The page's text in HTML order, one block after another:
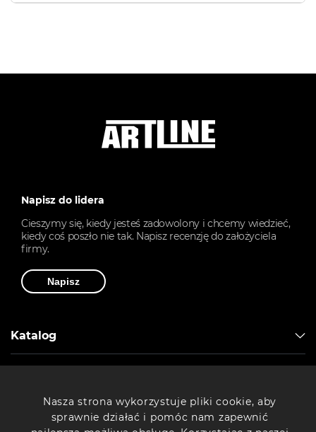
Napisz do lidera
Cieszymy się, kiedy jesteś zadowolony i chcemy wiedzieć,
kiedy coś poszło nie tak. Napisz recenzję do założyciela
firmy.
Napisz
Katalog
Drukarki 3D
Nasza strona wykorzystuje pliki cookie, aby
sprawnie działać i pomóc nam zapewnić